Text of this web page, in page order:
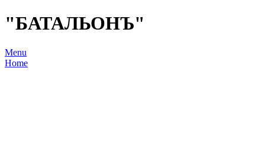
"БАТАЛЬОНЪ"
Menu
Home